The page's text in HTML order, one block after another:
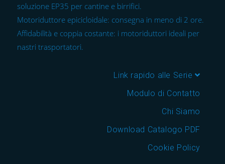
soluzione EP35 per cantine e birrifici.
Motoriduttore epicicloidale: consegna in meno di 2 ore.
Affidabilità e coppia costante: i motoriduttori ideali per
nastri trasportatori.
Link rapido alle Serie
Modulo di Contatto
Chi Siamo
Download Catalogo PDF
Cookie Policy